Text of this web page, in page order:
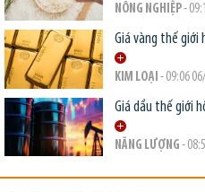
NÔNG NGHIỆP-
Giá vàng thế giới
KIM LOẠI - 09:06
Giá dầu thế giới
NĂNG LƯỢNG -